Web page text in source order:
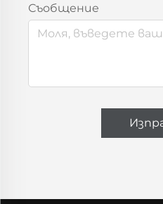
Съобщение